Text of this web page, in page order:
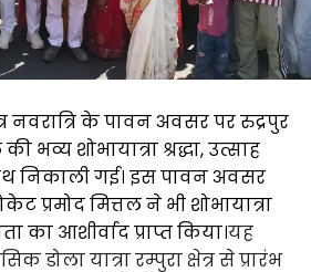
नवरात्रि के पावन अवसर पर रुद्रपुर
भव्य शोभायात्रा श्रद्धा, उत्साह
निकाली गई। इस पावन अवसर
प्रमोद मित्तल ने भी शोभायात्रा
का आशीर्वाद प्राप्त किया।यह
डोला यात्रा रम्पुरा क्षेत्र से प्रारंभ